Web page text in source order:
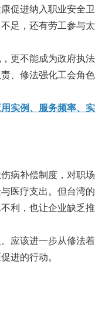
促进纳入职业安全
足，还有劳工参与太
更不能成为政府执
、修法强化工会角
实例、服务频率、
病补偿制度，对职
医疗支出。但台湾
利，也让企业缺乏推
应该进一步从修法
进的行动。